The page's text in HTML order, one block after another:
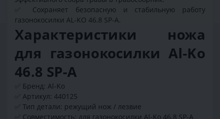
Сохраняет безопасную и стабильную работу
газонокосилки AL-KO 46.8 SP-A.
Характеристики ножа
для газонокосилки Al-Ko
46.8 SP-A
Бренд: Al-Ko
Артикул: 440125
Тип детали: режущий нож / лезвие
Совместимость: для газонокосилки Al-Ko 46.8 SP-A